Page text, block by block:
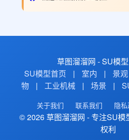
草图溜溜网 - SU模
SU模型首页
| 室内 | 景观
物
| 工业机械 | 场景 |
关于我们 联系我们 隐
© 2026 草图溜溜网 - 专注SU模
权利